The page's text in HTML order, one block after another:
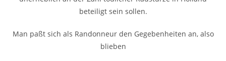
beteiligt sein sollen.
Man paßt sich als Randonneur den Gegebenheiten an, also
blieben